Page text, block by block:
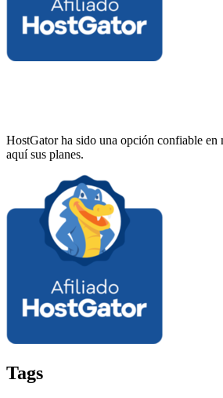
HostGator ha sido una opción confiable en
aquí sus planes.
Tags